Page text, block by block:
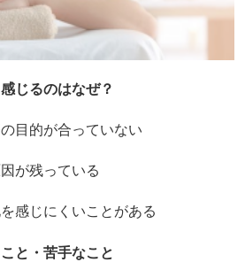
じるのはなぜ？
目的が合っていない
が残っている
感じにくいことがある
と・苦手なこと